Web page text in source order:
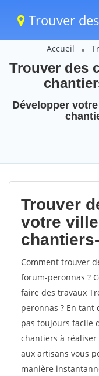
Trouver
Accueil
Trouver des
Développer
Trouver
votre
Comment trouver
forum-peronnas ?
faire des travaux
peronnas ? En
pas toujours facile
chantiers à
aux artisans vous
manière